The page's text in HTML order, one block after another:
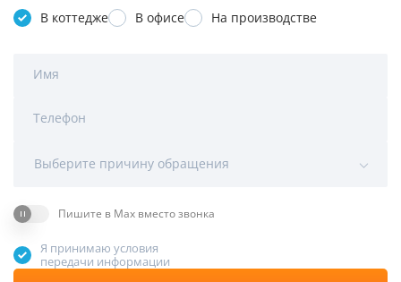
В коттедже В офисе На производстве
Имя
Телефон
Выберите причину обращения
Пишите в Max вместо звонка
Я принимаю условия
передачи информации